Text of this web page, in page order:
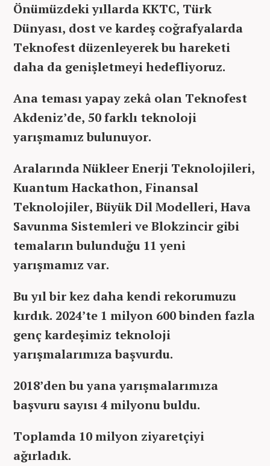
Önümüzdeki yıllarda KKTC, Türk
Dünyası, dost ve kardeş coğrafyalarda
Teknofest düzenleyerek bu hareketi
daha da genişletmeyi hedefliyoruz.
Ana teması yapay zekâ olan Teknofest
Akdeniz’de, 50 farklı teknoloji
yarışmamız bulunuyor.
Aralarında Nükleer Enerji Teknolojileri,
Kuantum Hackathon, Finansal
Teknolojiler, Büyük Dil Modelleri, Hava
Savunma Sistemleri ve Blokzincir gibi
temaların bulunduğu 11 yeni
yarışmamız var.
Bu yıl bir kez daha kendi rekorumuzu
kırdık. 2024’te 1 milyon 600 binden fazla
genç kardeşimiz teknoloji
yarışmalarımıza başvurdu.
2018’den bu yana yarışmalarımıza
başvuru sayısı 4 milyonu buldu.
Toplamda 10 milyon ziyaretçiyi
ağırladık.